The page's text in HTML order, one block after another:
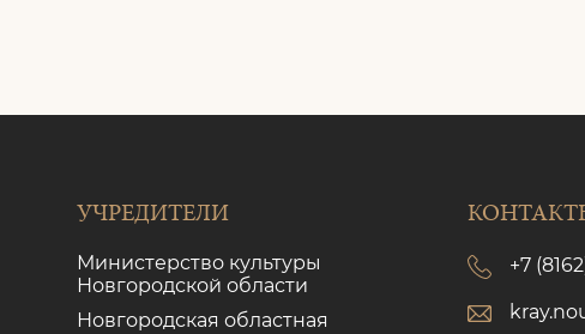
УЧРЕДИТЕЛИ
Министерство культуры
Новгородской области
Новгородская областная
+7